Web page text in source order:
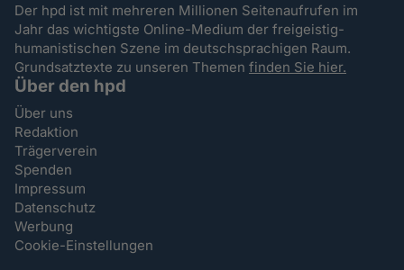
Der hpd ist mit mehreren Millionen Seitenaufrufen im
Jahr das wichtigste Online-Medium der freigeistig-
humanistischen Szene im deutschsprachigen Raum.
Grundsatztexte zu unseren Themenfinden Sie hier.
Über den hpd
Über uns
Redaktion
Trägerverein
Spenden
Impressum
Datenschutz
Werbung
Cookie-Einstellungen